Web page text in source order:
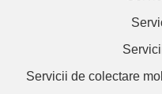
Servicii de colectare